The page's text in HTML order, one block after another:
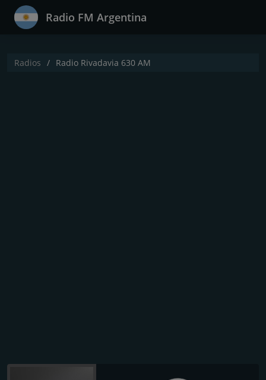
Radio FM Argentina
Radios Radio Rivadavia 630 AM